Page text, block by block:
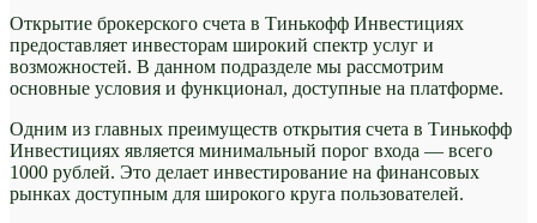
Открытие брокерского счета в Тинькофф Инвестициях
предоставляет инвесторам широкий спектр услуг и
возможностей. В данном подразделе мы рассмотрим
основные условия и функционал, доступные на платформе.
Одним из главных преимуществ открытия счета в Тинькофф
Инвестициях является минимальный порог входа — всего
1000 рублей. Это делает инвестирование на финансовых
рынках доступным для широкого круга пользователей.